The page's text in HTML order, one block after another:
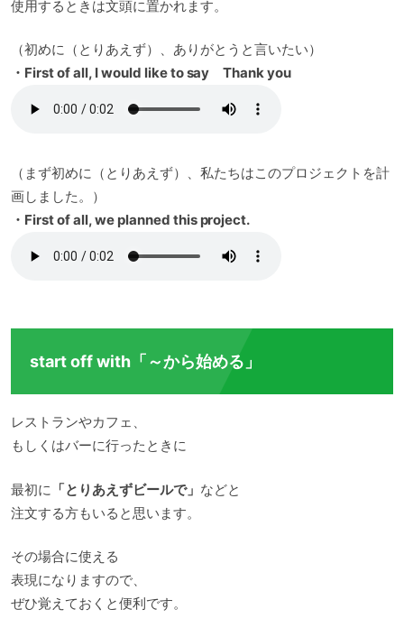
使用するときは文頭に置かれます。
（初めに（とりあえず）、ありがとうと言いたい）
・First of all, I would like to say Thank you
（まず初めに（とりあえず）、私たちはこのプロジェクトを計
画しました。）
・First of all, we planned this project.
start off with「～から始める」
レストランやカフェ、
もしくはバーに行ったときに
最初に 「とりあえずビールで」 などと
注文する方もいると思います。
その場合に使える
表現になりますので、
ぜひ覚えておくと便利です。